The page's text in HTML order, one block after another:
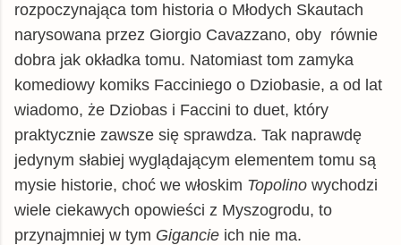
rozpoczynająca tom historia o Młodych Skautach
narysowana przez Giorgio Cavazzano, oby równie
dobra jak okładka tomu. Natomiast tom zamyka
komediowy komiks Facciniego o Dziobasie, a od lat
wiadomo, że Dziobas i Faccini to duet, który
praktycznie zawsze się sprawdza. Tak naprawdę
jedynym słabiej wyglądającym elementem tomu są
mysie historie, choć we włoskim Topolino wychodzi
wiele ciekawych opowieści z Myszogrodu, to
przynajmniej w tym Gigancie ich nie ma.